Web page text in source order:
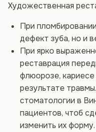
Художественная
При
дефект зуба, но и
При ярко
реставрация
флюорозе,
результате
стоматологии в
пациентов, чтоб
изменить их форму.